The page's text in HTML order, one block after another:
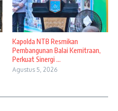
Kapolda NTB Resmikan
Pembangunan Balai Kemitraan,
Perkuat Sinergi ...
Agustus 5, 2026